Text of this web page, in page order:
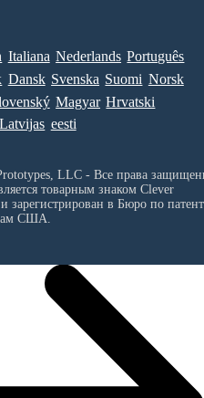
Italiana Nederlands Português
Dansk Svenska Suomi Norsk
Magyar Hrvatski
Latvijas eesti
LLC - Все права
товарным знаком Clever
зарегистрирован в Бюро по
США.